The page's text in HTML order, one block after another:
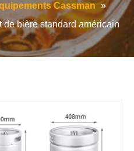
Cassman »
de bière standard américain